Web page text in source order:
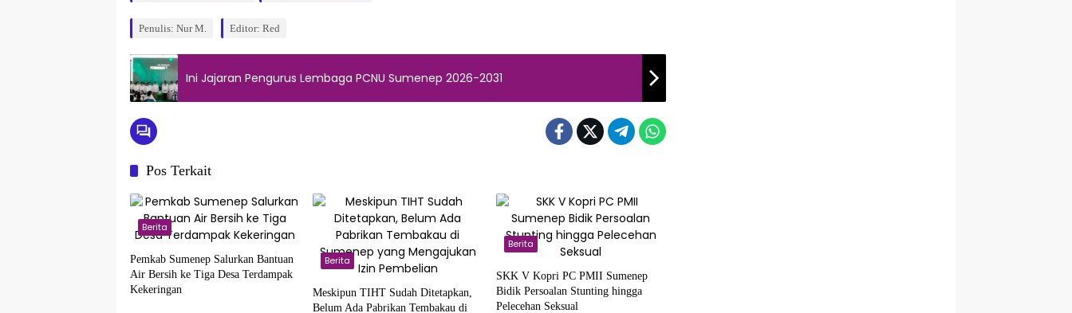
Penulis: Nur M. Editor: Red
Ini Jajaran Pengurus Lembaga PCNU Sumenep 2026-2031
Pos Terkait
Berita
Pemkab Sumenep Salurkan Bantuan
Air Bersih ke Tiga Desa Terdampak
Kekeringan
Berita
Meskipun TIHT Sudah Ditetapkan,
Belum Ada Pabrikan Tembakau di
Berita
SKK V Kopri PC PMII Sumenep
Bidik Persoalan Stunting hingga
Pelecehan Seksual